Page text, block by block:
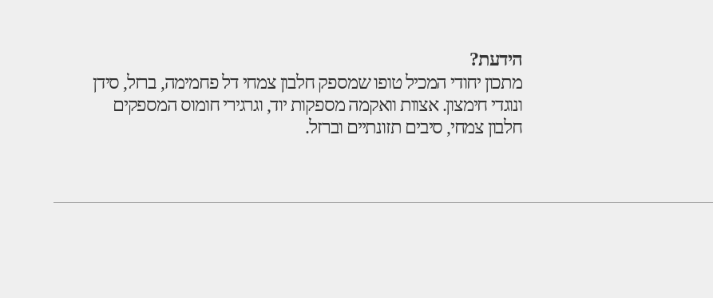
הידעת?
מתכון יחודי המכיל טופו שמספק חלבון צמחי דל פחמימה, ברזל, סידן
ונוגדי חימצון. אצוות וואקמה מספקות יוד, וגרגירי חומוס המספקים
חלבון צמחי, סיבים תזונתיים וברזל.